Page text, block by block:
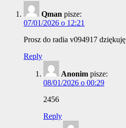
Comment
navigation
Qman pisze:
07/01/2026 o 12:21
Prosz do radia v094917 dziękuję
Reply
Anonim pisze:
08/01/2026 o 00:29
2456
Reply